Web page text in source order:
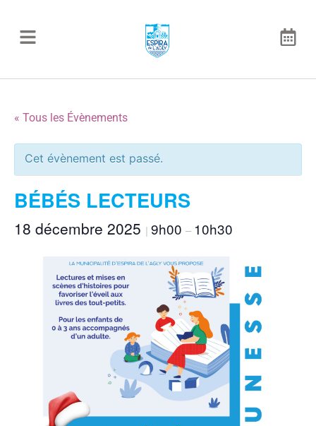
« Tous les Évènements
Cet évènement est passé.
BÉBÉS LECTEURS
18 décembre 2025 | 9h00 – 10h30